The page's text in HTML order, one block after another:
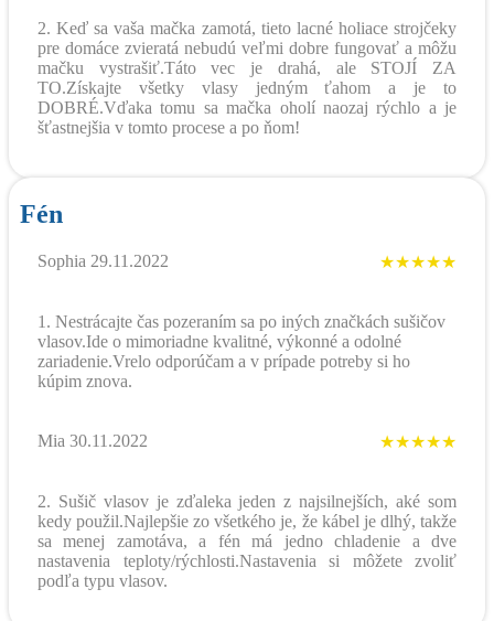
2. Keď sa vaša mačka zamotá, tieto lacné holiace strojčeky
pre domáce zvieratá nebudú veľmi dobre fungovať a môžu
mačku vystrašiť.Táto vec je drahá, ale STOJÍ ZA
TO.Získajte všetky vlasy jedným ťahom a je to
DOBRÉ.Vďaka tomu sa mačka oholí naozaj rýchlo a je
šťastnejšia v tomto procese a po ňom!
Fén
Sophia 29.11.2022 ★★★★★
1. Nestrácajte čas pozeraním sa po iných značkách sušičov
vlasov.Ide o mimoriadne kvalitné, výkonné a odolné
zariadenie.Vrelo odporúčam a v prípade potreby si ho
kúpim znova.
Mia 30.11.2022 ★★★★★
2. Sušič vlasov je zďaleka jeden z najsilnejších, aké som
kedy použil.Najlepšie zo všetkého je, že kábel je dlhý, takže
sa menej zamotáva, a fén má jedno chladenie a dve
nastavenia teploty/rýchlosti.Nastavenia si môžete zvoliť
podľa typu vlasov.